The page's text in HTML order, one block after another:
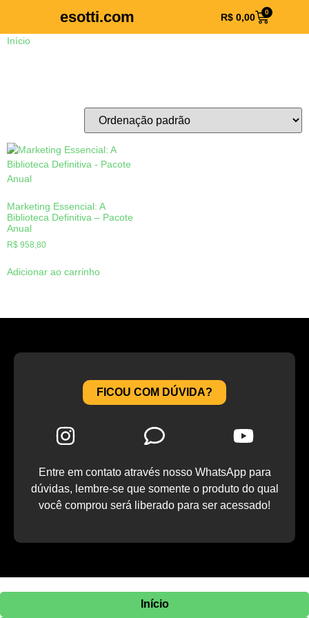
esotti.com R$ 0,00 0
Início
Marketing Essencial: A
Biblioteca Definitiva – Pacote
Anual
R$ 958,80
Adicionar ao carrinho
FICOU COM DÚVIDA?
Entre em contato através nosso WhatsApp para
dúvidas, lembre-se que somente o produto do qual
você comprou será liberado para ser acessado!
Início